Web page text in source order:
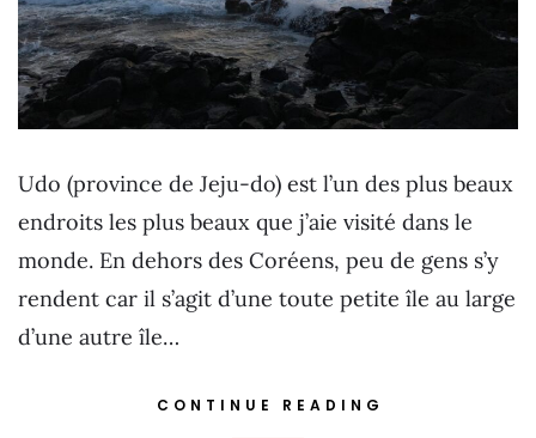
Udo (province de Jeju-do) est l’un des plus beaux
endroits les plus beaux que j’aie visité dans le
monde. En dehors des Coréens, peu de gens s’y
rendent car il s’agit d’une toute petite île au large
d’une autre île…
CONTINUE READING